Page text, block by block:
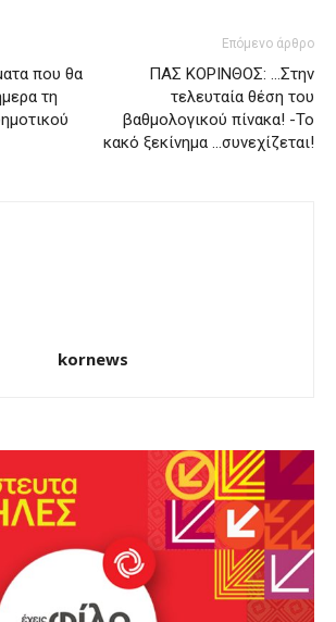
που θα
τη
Επόμενο άρθρο
ΠΑΣ ΚΟΡΙΝΘΟΣ: …Στην
τελευταία θέση του
βαθμολογικού πίνακα! -Το
κακό ξεκίνημα …συνεχίζεται!
kornews